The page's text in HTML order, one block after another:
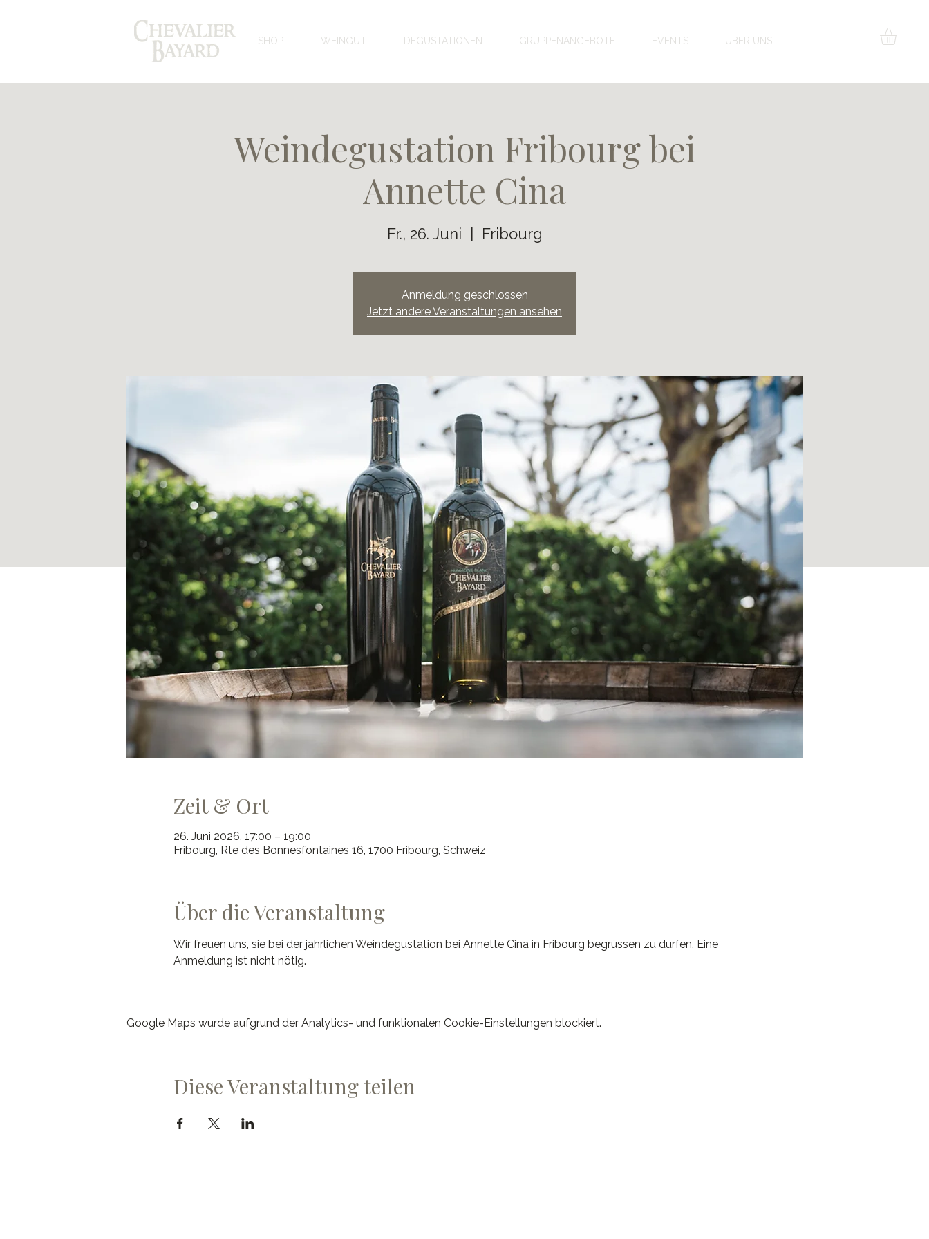
SHOP WEINGUT DEGUSTATIONEN GRUPPENANGEBOTE EVENTS ÜBER UNS
Weindegustation Fribourg bei
Annette Cina
Fr., 26. Juni Fribourg
Anmeldung geschlossen
Jetzt andere Veranstaltungen ansehen
Zeit & Ort
26. Juni 2026, 17:00 – 19:00
Fribourg, Rte des Bonnesfontaines 16, 1700 Fribourg, Schweiz
Über die Veranstaltung
Wir freuen uns, sie bei der jährlichen Weindegustation bei Annette Cina in Fribourg begrüssen zu dürfen. Eine
Anmeldung ist nicht nötig.
Google Maps wurde aufgrund der Analytics- und funktionalen Cookie-Einstellungen blockiert.
Diese Veranstaltung teilen